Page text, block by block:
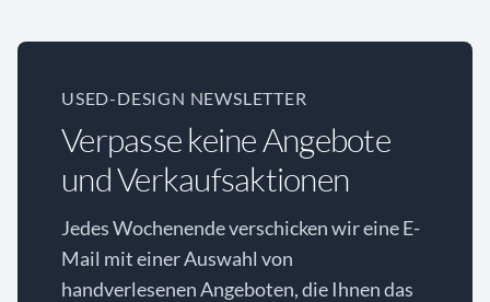
USED-DESIGN NEWSLETTER
Verpasse keine Angebote
und Verkaufsaktionen
Jedes Wochenende verschicken wir eine E-
Mail mit einer Auswahl von
handverlesenen Angeboten, die Ihnen das